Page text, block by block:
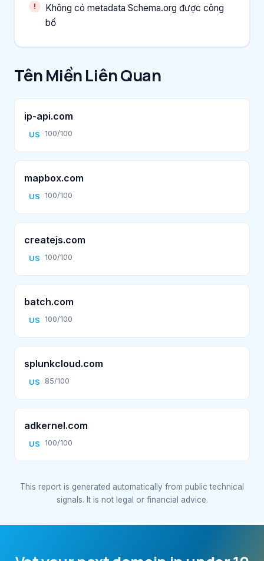
Không có metadata Schema.org được công
bố
Tên Miền Liên Quan
ip-api.com
US 100/100
mapbox.com
US 100/100
createjs.com
US 100/100
batch.com
US 100/100
splunkcloud.com
US 85/100
adkernel.com
US 100/100
This report is generated automatically from public technical
signals. It is not legal or financial advice.